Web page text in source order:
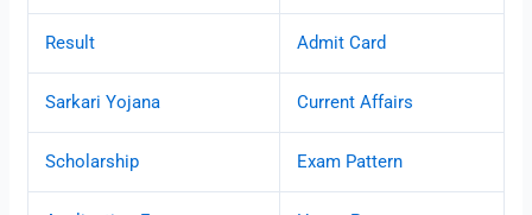
Result Admit Card
Sarkari Yojana Current Affairs
Scholarship Exam Pattern